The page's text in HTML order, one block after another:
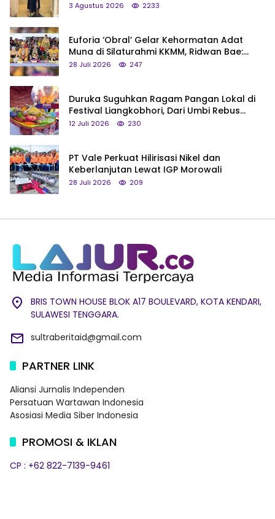
3 Agustus 2026 2233
Euforia ‘Obral’ Gelar Kehormatan Adat
Muna di Silaturahmi KKMM, Ridwan Bae:
Saya Bukan Tipe Begitu, Belum Pantas!
28 Juli 2026 247
Duruka Suguhkan Ragam Pangan Lokal di
Festival Liangkobhori, Dari Umbi Rebus
hingga Tumpeng Beras Muna
12 Juli 2026 230
PT Vale Perkuat Hilirisasi Nikel dan
Keberlanjutan Lewat IGP Morowali
28 Juli 2026 209
BRIS TOWN HOUSE BLOK A17 BOULEVARD, KOTA KENDARI,
SULAWESI TENGGARA.
sultraberitaid@gmail.com
PARTNER LINK
Aliansi Jurnalis Independen
Persatuan Wartawan Indonesia
Asosiasi Media Siber Indonesia
PROMOSI & IKLAN
CP : +62 822-7139-9461